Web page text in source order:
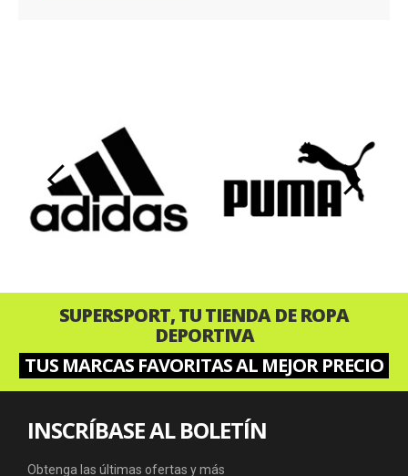
‹ ›
SUPERSPORT, TU TIENDA DE ROPA
DEPORTIVA
TUS MARCAS FAVORITAS AL MEJOR PRECIO
INSCRÍBASE AL BOLETÍN
Obtenga las últimas ofertas y más